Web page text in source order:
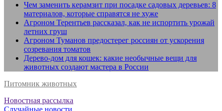
Чем заменить керамзит при посадке садовых деревьев: 8
материалов, которые справятся не хуже
Агроном Терентьев рассказал, как не испортить урожай
летних груш
Агроном Туманов предостерег россиян от ускорения
созревания томатов
Дерево-дом для кошек: какие необычные вещи для
животных создают мастера в России
Питомник животных
Новостная рассылка
Случайные новости